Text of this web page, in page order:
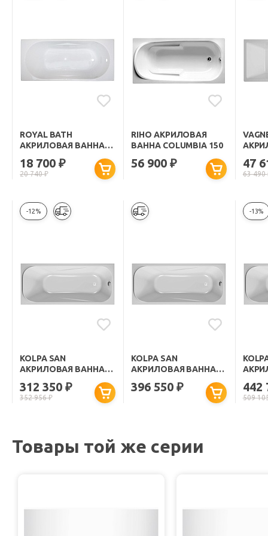
ROYAL BATH
АКРИЛОВАЯ ВАННА
TUDOR RB 407700
150X70
18 700₽
20 740₽
RIHO АКРИЛОВАЯ
ВАННА COLUMBIA 150
56 900₽ 47
63 490
-12%
KOLPA SAN
АКРИЛОВАЯ ВАННА
STRING SUPERIOR
150Х70
312 350₽
352 956₽
KOLPA SAN
АКРИЛОВАЯ ВАННА
STRING MAGIC 150Х70
396 550₽
-13%
442
509
Товары той же серии